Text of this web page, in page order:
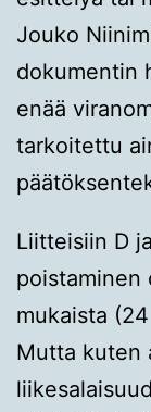
Jouko
dokumentin
enää
tarkoitettu
Liitteisiin D
poistaminen
mukaista
Mutta kuten